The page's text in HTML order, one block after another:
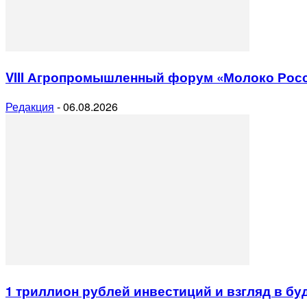
VIII Агропромышленный форум «Молоко
Редакция -06.08.2026
1 триллион рублей инвестиций и взгляд в